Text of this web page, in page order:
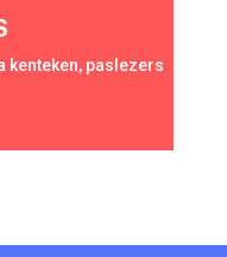
kenteken, paslezers